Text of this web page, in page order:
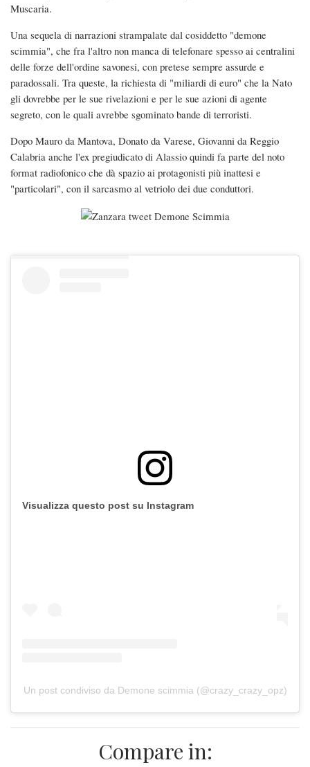
Muscaria.
Una sequela di narrazioni strampalate dal cosiddetto "demone
scimmia", che fra l'altro non manca di telefonare spesso ai centralini
delle forze dell'ordine savonesi, con pretese sempre assurde e
paradossali. Tra queste, la richiesta di "miliardi di euro" che la Nato
gli dovrebbe per le sue rivelazioni e per le sue azioni di agente
segreto, con le quali avrebbe sgominato bande di terroristi.
Dopo Mauro da Mantova, Donato da Varese, Giovanni da Reggio
Calabria anche l'ex pregiudicato di Alassio quindi fa parte del noto
format radiofonico che dà spazio ai protagonisti più inattesi e
"particolari", con il sarcasmo al vetriolo dei due conduttori.
Visualizza questo post su Instagram
Un post condiviso da Demone scimmia (@crazy_crazy_opz)
Compare in: